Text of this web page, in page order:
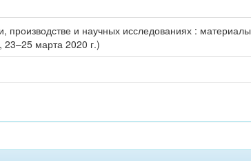
и научных исследованиях : материалы
23–25 марта 2020 г.)